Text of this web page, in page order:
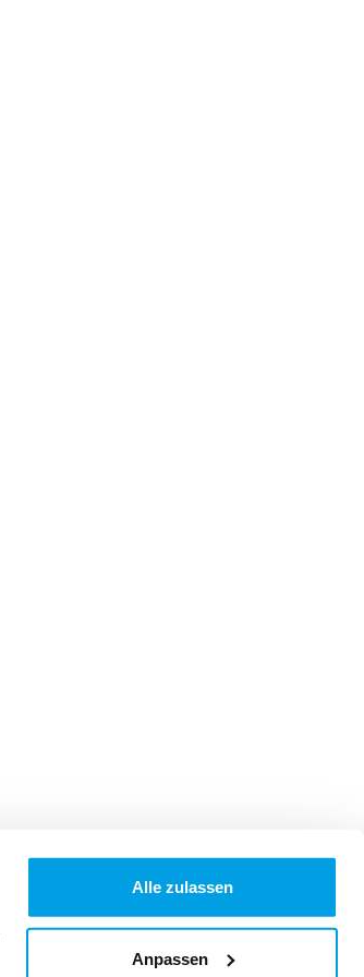
Alle zulassen
Anpassen